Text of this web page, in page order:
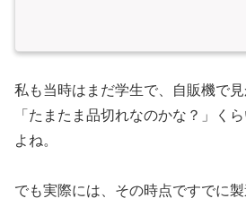
私も当時はまだ学生で、自販機で
「たまたま品切れなのかな？」く
よね。
でも実際には、その時点ですでに